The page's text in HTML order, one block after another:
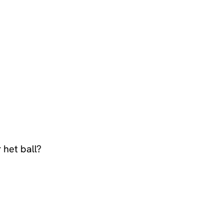
het ball?